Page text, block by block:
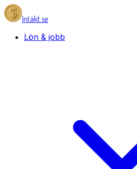
Intäkt.se
Lön & jobb